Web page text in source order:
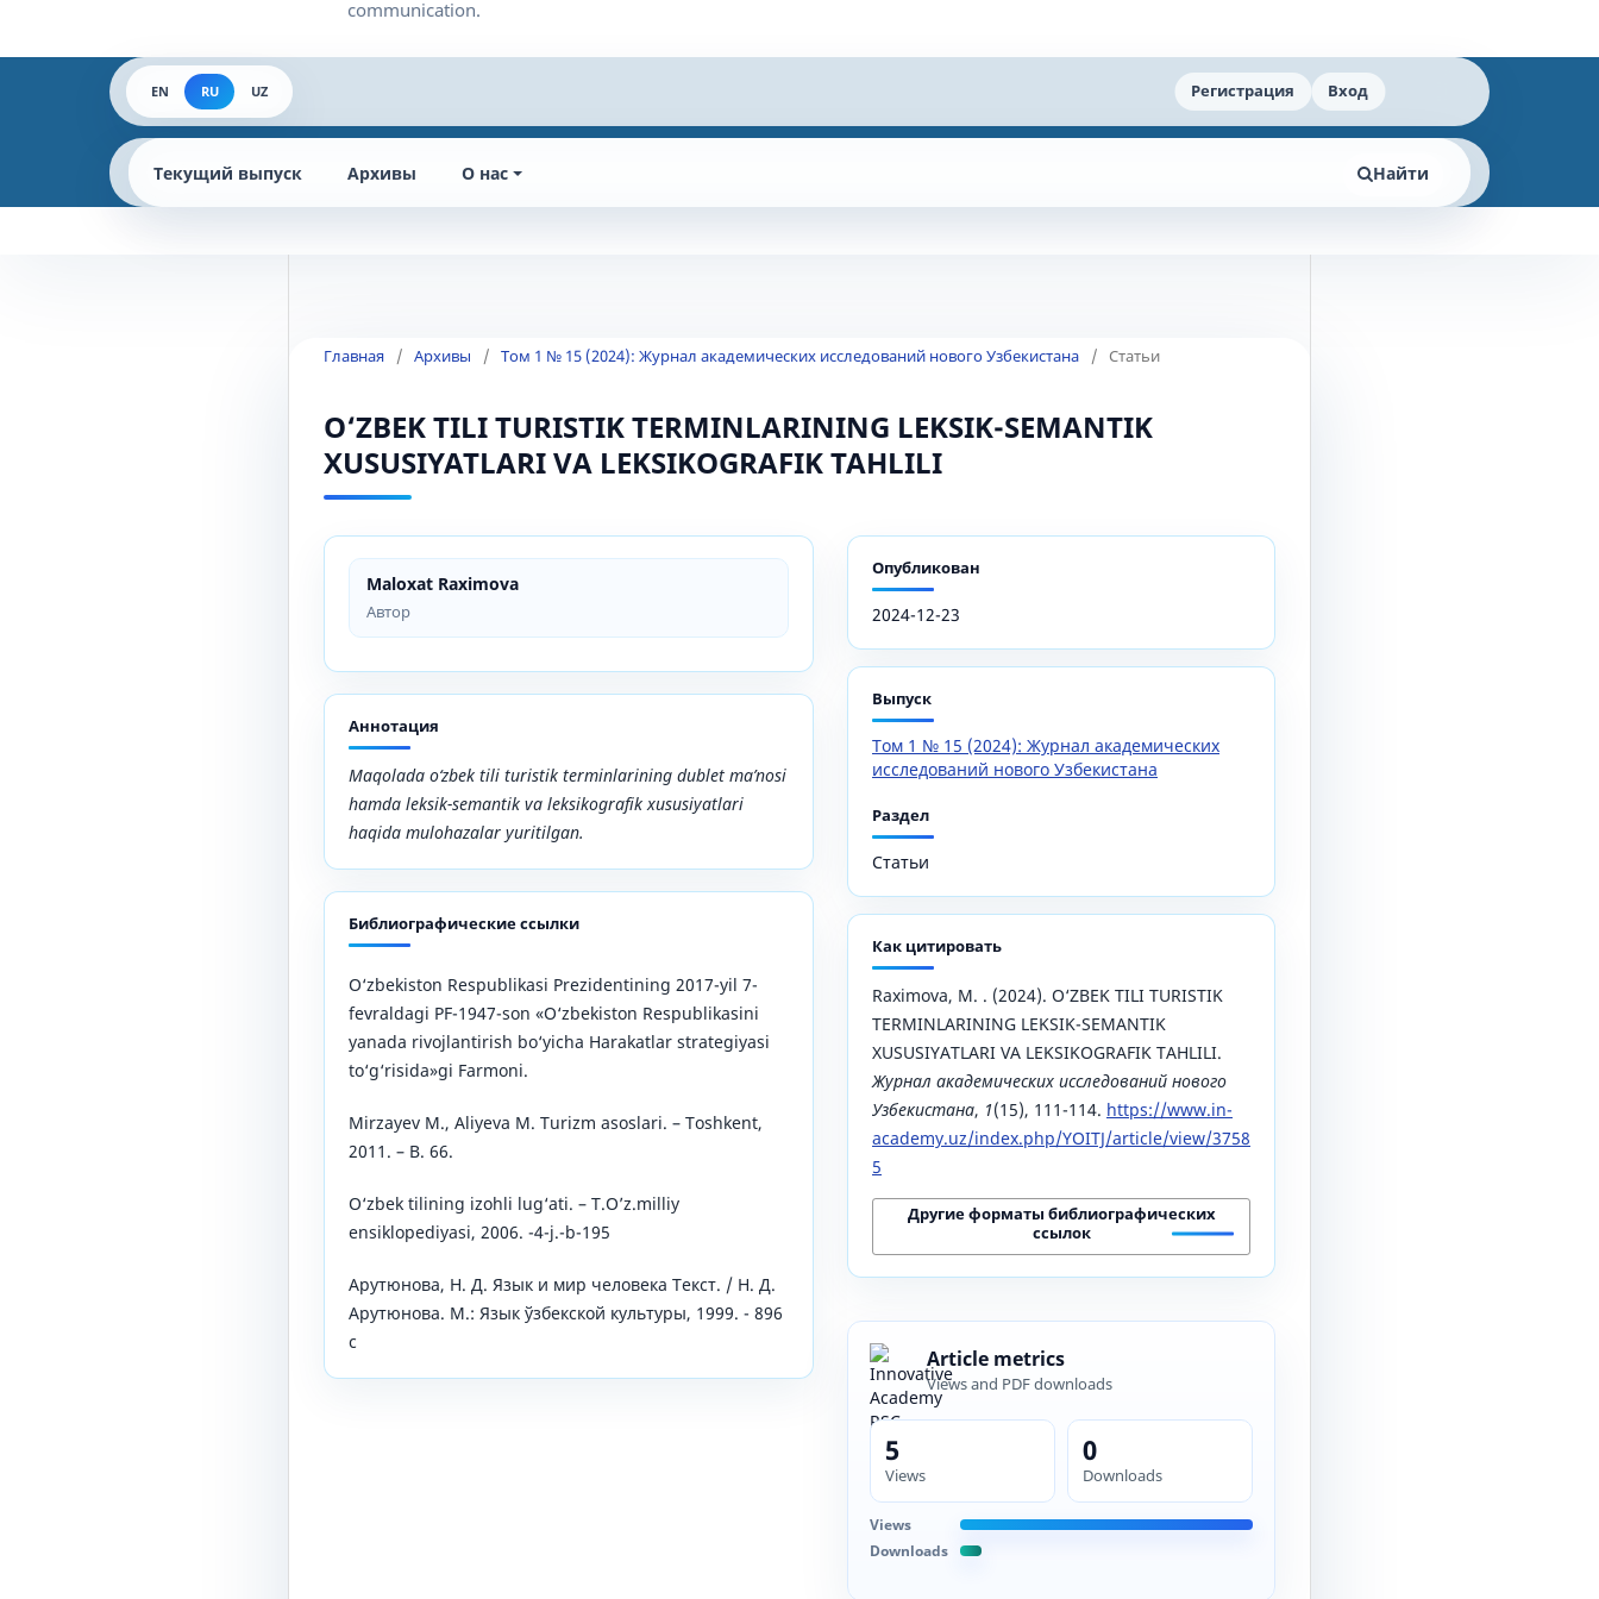
EN RU UZ Регистрация Вход
Текущий выпуск Архивы О нас Найти
Главная / Архивы / Том 1 № 15 (2024): Журнал академических исследований нового Узбекистана / Статьи
O‘ZBEK TILI TURISTIK TERMINLARINING LEKSIK-SEMANTIK
XUSUSIYATLARI VA LEKSIKOGRAFIK TAHLILI
Maloxat Raximova
Автор
Аннотация
Maqolada o‘zbek tili turistik terminlarining dublet ma’nosi
hamda leksik-semantik va leksikografik xususiyatlari
haqida mulohazalar yuritilgan.
Библиографические ссылки
O‘zbekiston Respublikasi Prezidentining 2017-yil 7-
fevraldagi PF-1947-son «O‘zbekiston Respublikasini
yanada rivojlantirish bo‘yicha Harakatlar strategiyasi
to‘g‘risida»gi Farmoni.
Mirzayev M., Aliyeva M. Turizm asoslari. – Toshkent,
2011. – B. 66.
O‘zbek tilining izohli lug‘ati. – T.O’z.milliy
ensiklopediyasi, 2006. -4-j.-b-195
Арутюнова, Н. Д. Язык и мир человека Текст. / Н. Д.
Арутюнова. М.: Язык ўзбекской культуры, 1999. - 896
с
Опубликован
2024-12-23
Выпуск
Том 1 № 15 (2024): Журнал академических
исследований нового Узбекистана
Раздел
Статьи
Как цитировать
Raximova, M. . (2024). O‘ZBEK TILI TURISTIK
TERMINLARINING LEKSIK-SEMANTIK
XUSUSIYATLARI VA LEKSIKOGRAFIK TAHLILI.
Журнал академических исследований нового
Узбекистана, 1(15), 111-114. https://www.in-
academy.uz/index.php/YOITJ/article/view/3758
5
Другие форматы библиографических
ссылок
Article metrics
Views and PDF downloads
5
Views
0
Downloads
Views
Downloads